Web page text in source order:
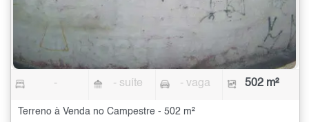
- - suíte - vaga 502 m²
Terreno à Venda no Campestre - 502 m²